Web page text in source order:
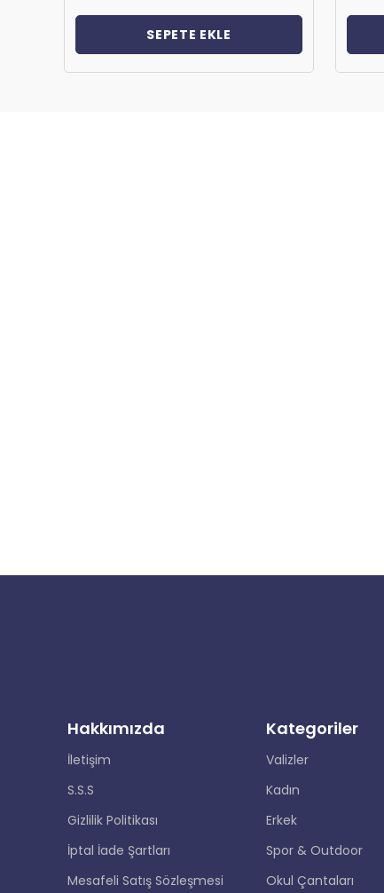
SEPETE EKLE
Hakkımızda
İletişim
S.S.S
Gizlilik Politikası
İptal İade Şartları
Mesafeli Satış Sözleşmesi
Kategoriler
Valizler
Kadın
Erkek
Spor & Outdoor
Okul Çantaları